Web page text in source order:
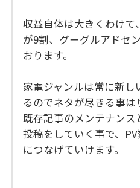
収益自体は大きくわけて
が9割、グーグルアドセ
おります。
家電ジャンルは常に新し
るのでネタが尽きる事は
既存記事のメンテナンス
投稿をしていく事で、
につなげていけます。